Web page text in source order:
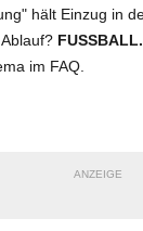
hält Einzug in
im FAQ.
ANZEIGE